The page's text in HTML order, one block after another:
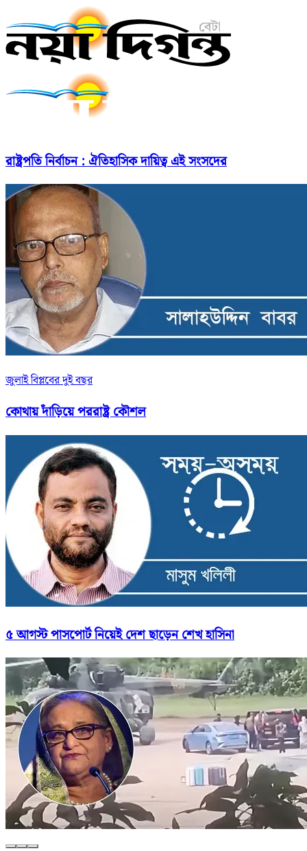
রাষ্ট্রপতি নির্বাচন : ঐতিহাসিক দায়িত্ব এই সংসদের
জুলাই বিপ্লবের দুই বছর
কোথায় দাঁড়িয়ে পররাষ্ট্র কৌশল
৫ আগস্ট পাসপোর্ট নিয়েই দেশ ছাড়েন শেখ হাসিনা